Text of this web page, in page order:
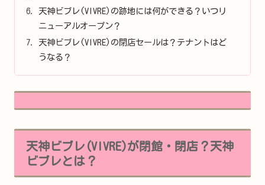
天神ビブレ(VIVRE)の跡地には何ができる？いつリ
ニューアルオープン？
天神ビブレ(VIVRE)の閉店セールは？テナントはど
うなる？
天神ビブレ(VIVRE)が閉館・閉店？天神
ビブレとは？